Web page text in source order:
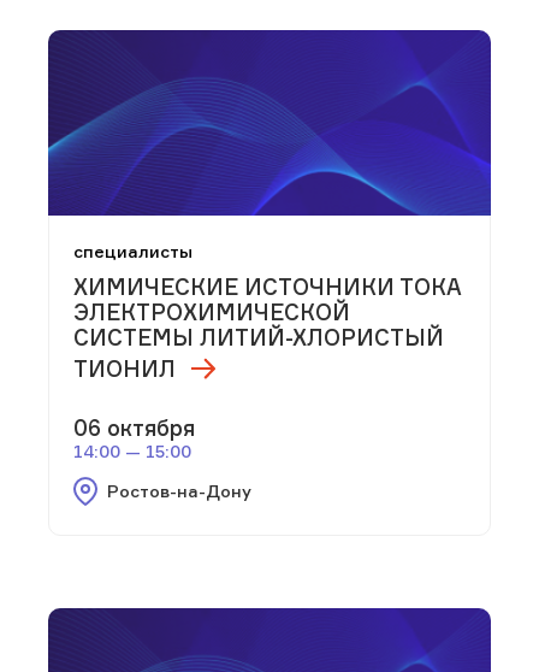
специалисты
ХИМИЧЕСКИЕ ИСТОЧНИКИ ТОКА
ЭЛЕКТРОХИМИЧЕСКОЙ
СИСТЕМЫ ЛИТИЙ-ХЛОРИСТЫЙ
ТИОНИЛ
06 октября
14:00 — 15:00
Ростов-на-Дону